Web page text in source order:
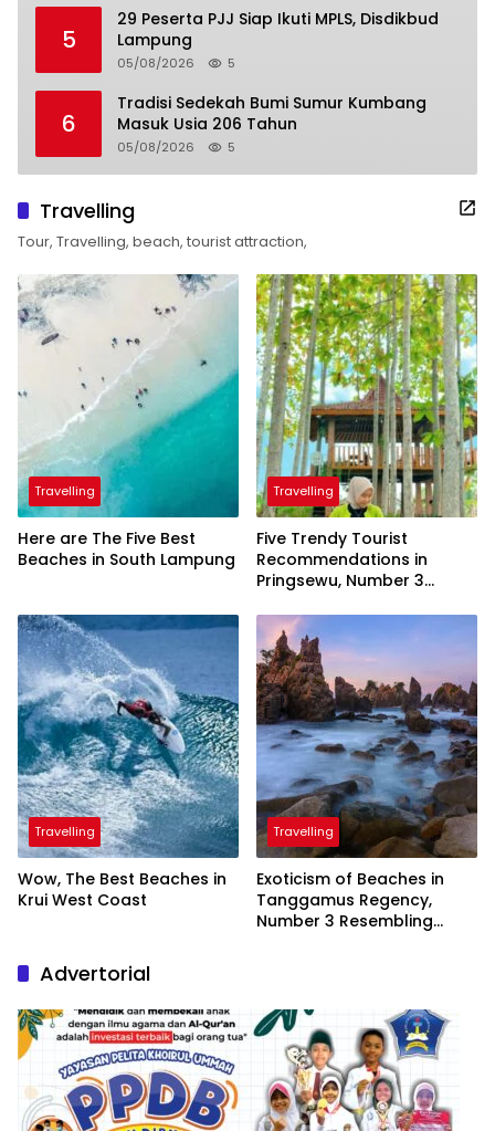
5
29 Peserta PJJ Siap Ikuti MPLS, Disdikbud
Lampung
05/08/2026 5
6
Tradisi Sedekah Bumi Sumur Kumbang
Masuk Usia 206 Tahun
05/08/2026 5
Travelling
Tour, Travelling, beach, tourist attraction,
Travelling
Here are The Five Best
Beaches in South Lampung
Travelling
Five Trendy Tourist
Recommendations in
Pringsewu, Number 3
President
Travelling
Wow, The Best Beaches in
Krui West Coast
Travelling
Exoticism of Beaches in
Tanggamus Regency,
Number 3 Resembling
Advertorial